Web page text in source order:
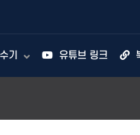
기 유튜브 링크